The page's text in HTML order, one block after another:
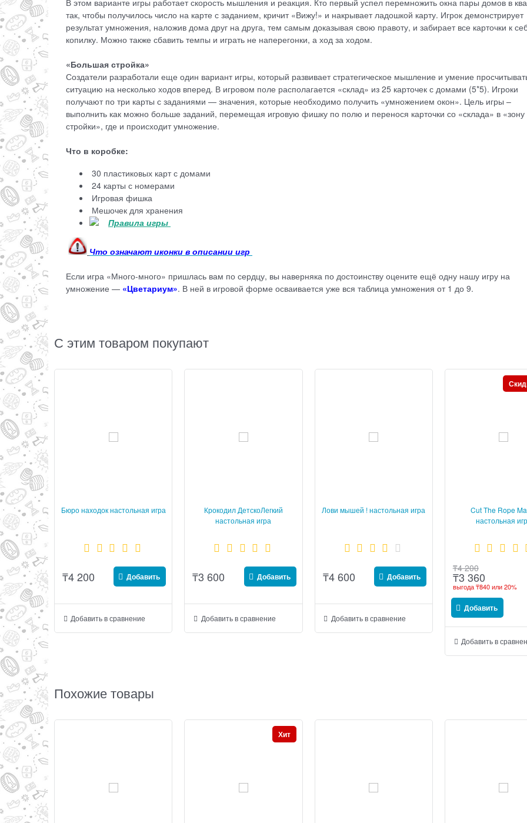
В этом варианте игры работает скорость мышления и реакция. Кто первый успел перемножить окна пары домов в
так, чтобы получилось число на карте с заданием, кричит «Вижу!» и накрывает ладошкой карту. Игрок демонстрирует
результат умножения, наложив дома друг на друга, тем самым доказывая свою правоту, и забирает все карточки к
копилку. Можно также сбавить темпы и играть не наперегонки, а ход за ходом.
«Большая стройка»
Создатели разработали еще один вариант игры, который развивает стратегическое мышление и умение
ситуацию на несколько ходов вперед. В игровом поле располагается «склад» из 25 карточек с домами (5*5). Игроки
получают по три карты с заданиями — значения, которые необходимо получить «умножением окон». Цель игры –
выполнить как можно больше заданий, перемещая игровую фишку по полю и перенося карточки со «склада» в «зону
стройки», где и происходит умножение.
Что в коробке:
30 пластиковых карт с домами
24 карты с номерами
Игровая фишка
Мешочек для хранения
Правила игры
Что означают иконки в описании игр
Если игра «Много-много» пришлась вам по сердцу, вы наверняка по достоинству оцените ещё одну нашу игру на
умножение — «Цветариум». В ней в игровой форме осваивается уже вся таблица умножения от 1 до 9.
С этим товаром покупают
Бюро находок настольная игра
₸4 200 Добавить
Добавить в сравнение
Крокодил ДетскоЛегкий
настольная игра
₸3 600 Добавить
Добавить в сравнение
Лови мышей ! настольная игра
₸4 600 Добавить
Добавить в сравнение
Cut The Rope
настольная
₸4 200
₸3 360
выгода₸840или20%
Добавить
Добавить в
Похожие товары
Хит